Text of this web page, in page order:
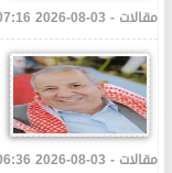
مقالات - 03-08-2026 07:16 PM
مقالات - 03-08-2026 06:36 PM